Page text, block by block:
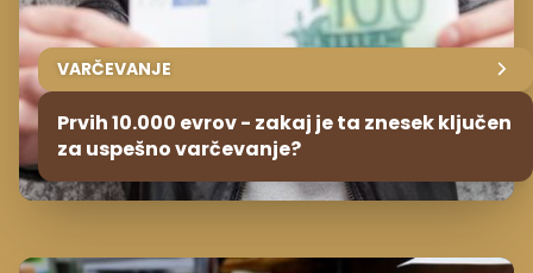
VARČEVANJE
Prvih 10.000 evrov - zakaj je ta znesek ključen
za uspešno varčevanje?